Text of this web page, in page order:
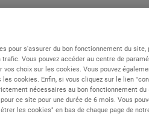
pour s'assurer du bon fonctionnement du
Vous pouvez accéder au centre de
vos choix sur les cookies. Vous pouvez
cookies. Enfin, si vous cliquez sur le lien
nécessaires au bon fonctionnement
ce site pour une durée de 6 mois. Vous
les cookies" en bas de chaque page de